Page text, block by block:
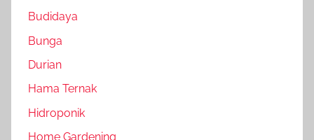
Budidaya
Bunga
Durian
Hama Ternak
Hidroponik
Home Gardening